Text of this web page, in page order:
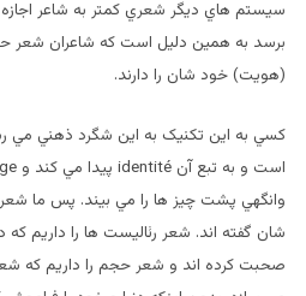
(هويت) خود شان را دارند.
کسي به اين تکنيک به اين شگرد ذهني مي
وانگهي پشت چيز ها را مي بيند. پس ما شعر
شان گفته اند. شعر رئاليست ها را داريم که
صحبت کرده اند و شعر حجم را داريم که